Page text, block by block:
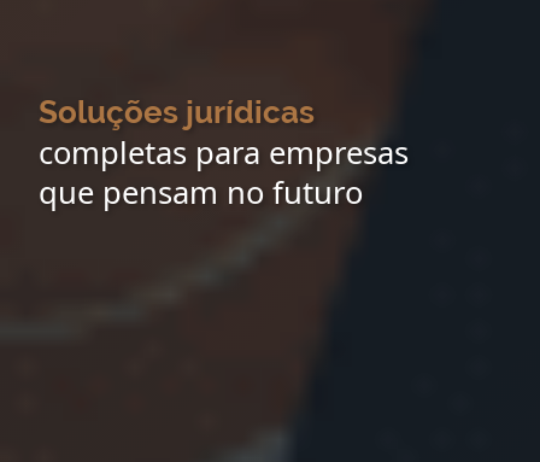
Soluções jurídicas
completas para empresas
que pensam no futuro